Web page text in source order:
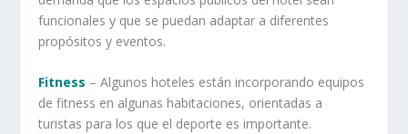
funcionales y que se puedan adaptar a diferentes
propósitos y eventos.
Fitness – Algunos hoteles están incorporando equipos
de fitness en algunas habitaciones, orientadas a
turistas para los que el deporte es importante.